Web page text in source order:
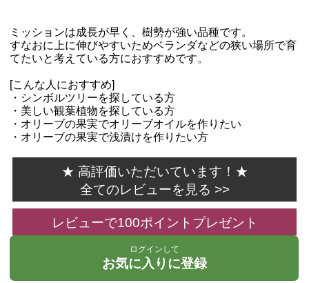
ミッションは成長が早く、樹勢が強い品種です。
すなおに上に伸びやすいためベランダなどの狭い場所で育
てたいと考えている方におすすめです。
[こんな人におすすめ]
・シンボルツリーを探している方
・美しい観葉植物を探している方
・オリーブの果実でオリーブオイルを作りたい
・オリーブの果実で浅漬けを作りたい方
★ 高評価いただいています！★
全てのレビューを見る >>
レビューで100ポイントプレゼント
ログインして
お気に入りに登録